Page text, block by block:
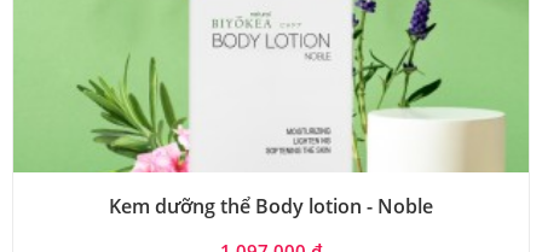
Kem dưỡng thể Body lotion - Noble